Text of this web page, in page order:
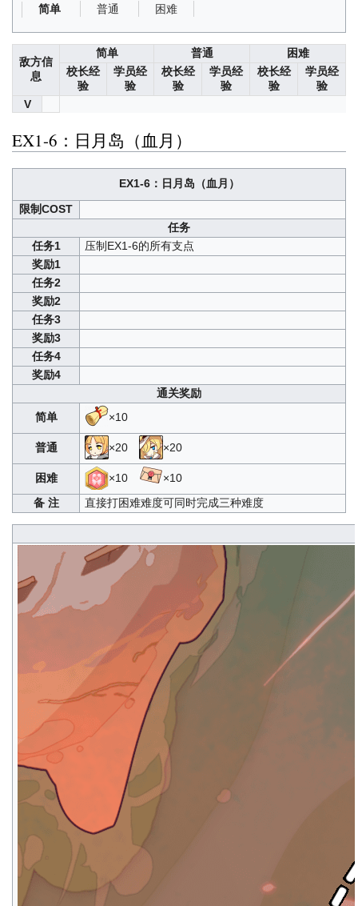
简单 普通 困难
敌方信
息
简单 普通
困难
校长经
验
学员经
验
校长经
验
学员经
验
校长经
验
学员经
验
V
EX1-6：日月岛（血月）
EX1-6：日月岛（血月）
限制COST
任务
任务1
压制EX1-6的所有支点
奖励1
任务2
奖励2
任务3
奖励3
任务4
奖励4
通关奖励
简单
×10
普通 ×20 ×20
困难 ×10
×10
备 注
直接打困难难度可同时完成三种难度